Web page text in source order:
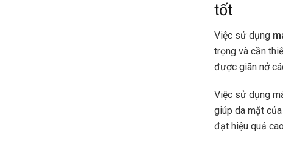
tốt
Việc sử dụng
trọng và cần
được giãn nở
Việc sử dụng
giúp da mặt
đạt hiệu quả